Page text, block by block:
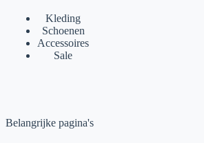
Kleding
Schoenen
Accessoires
Sale
Belangrijke pagina's